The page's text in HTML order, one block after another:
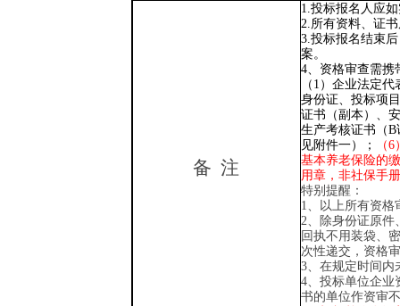
备 注
1.投标报名人应
2.所有资料、证
3.投标报名结束
案。
4、资格审查需携
（ 1）企业法定代
身份证、投标项
证书（副本）、
生产考核证书（
见附件一）
； （6
基本养老保险的
用章，非社保手
特别提醒：
1、
以上所有资格
2、除身份证原件
回执不用装袋、
次性递交，资格
3、在规定时间内
4、投标单位企业
书的单位作资审